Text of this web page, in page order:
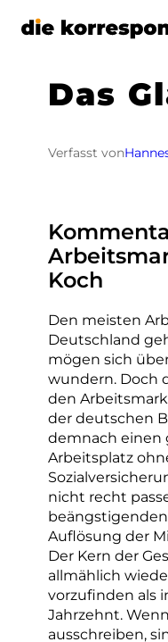
Zum
Das
Verfasst von
Koch
Den meisten
Deutschland
mögen sich
wundern. Doch
den
der deutschen
demnach einen
Arbeitsplatz
nicht recht
Auflösung der
Der Kern der
allmählich
vorzufinden als
Jahrzehnt.
ausschreiben,